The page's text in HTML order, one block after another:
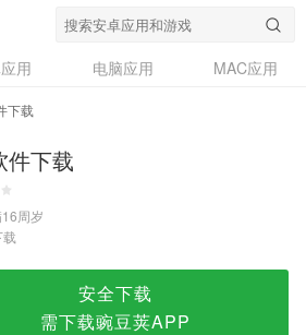
用 电脑应用
MAC应用
下载
件下载
周岁
安全下载
需下载豌豆荚APP